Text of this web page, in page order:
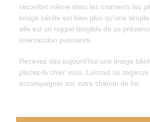
réconfort même dans les moments les
image bénite est bien plus qu’une
elle est un rappel tangible de sa
intercession puissante.
Recevez dès aujourd’hui une image
placez-la chez vous. Laissez sa
accompagner sur votre chemin de foi.